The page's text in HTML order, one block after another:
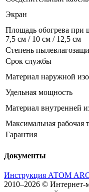
Экран
Площадь обогрева при
7,5 см / 10 см / 12,5 см
Степень
Срок службы
Материал наружной
Удельная мощность
Материал внутренней
Максимальная рабочая
Гарантия
Документы
Инструкция АТОМ
2010–2026 © Интернет-